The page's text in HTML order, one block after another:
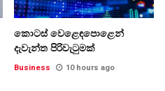
කොටස් වෙළෙඳපොළෙන්
දැවැන්ත පිරිවැටුමක්
Business 10 hours ago